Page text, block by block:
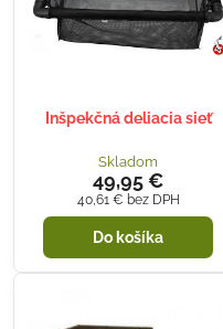
Inšpekčná deliacia sieť
Skladom
49,95 €
40,61 € bez DPH
Do košíka